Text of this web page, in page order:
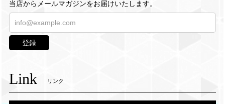
当店からメールマガジンをお届けいたします。
登録
Link リンク